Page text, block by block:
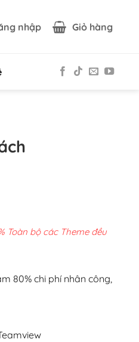
nhập Giỏ hàng
Toàn bộ các Theme đều
80% chi phí nhân công,